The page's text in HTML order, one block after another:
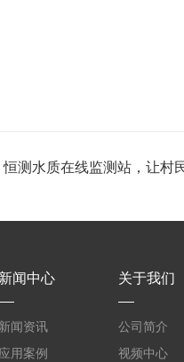
恒测水质在线监测站，让村
新闻中心
新闻资讯
应用案例
关于我们
公司简介
视频中心